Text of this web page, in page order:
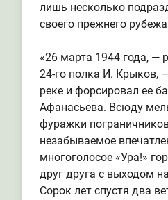
лишь несколько
своего прежнего
«26 марта 1944 года, —
24-го полка И. Крыков,
реке и форсировал ее
Афанасьева. Всюду
фуражки
незабываемое
многоголосое «Ура!»
друг друга с выходом
Сорок лет спустя два